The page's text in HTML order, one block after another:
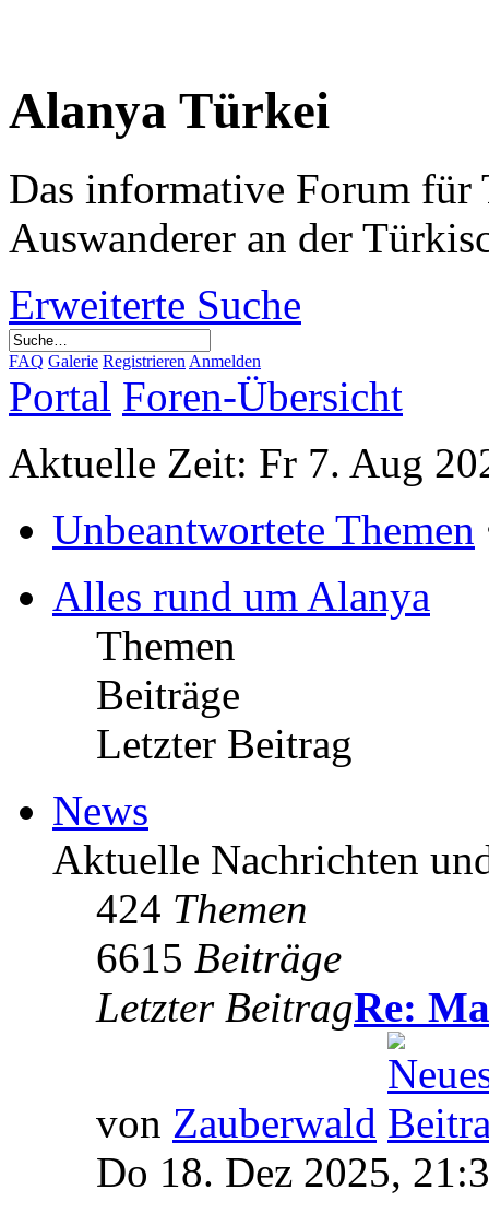
Alanya Türkei
Das informative Forum für
Auswanderer an der
Erweiterte Suche
FAQ Galerie Registrieren Anmelden
Portal Foren-Übersicht
Aktuelle Zeit: Fr 7. Aug
Unbeantwortete Themen
Alles rund um Alanya
Themen
Beiträge
Letzter Beitrag
News
Aktuelle Nachrichten
424 Themen
6615 Beiträge
Letzter BeitragRe:
von Zauberwald
Do 18. Dez 2025,